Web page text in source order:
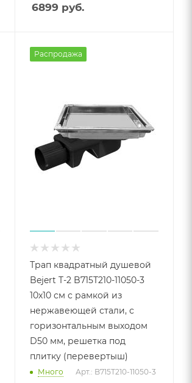
6899 руб.
Распродажа
Трап квадратный душевой
Bejert T-2 B715T210-11050-3
10х10 см с рамкой из
нержавеющей стали, с
горизонтальным выходом
D50 мм, решетка под
плитку (перевертыш)
Много Арт.: B715T210-11050-3